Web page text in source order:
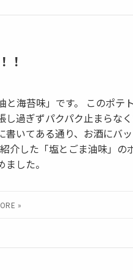
！
海苔味」です。 このポテ
過ぎずパクパク止まらな
いてある通り、お酒にバ
介した「塩とごま油味」の
した。